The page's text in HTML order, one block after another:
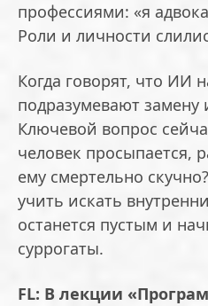
профессиями: «я
Роли и личности
Когда говорят, что ИИ
подразумевают замену
Ключевой вопрос
человек просыпается,
ему смертельно
учить искать
останется пустым и
суррогаты.
FL: В лекции